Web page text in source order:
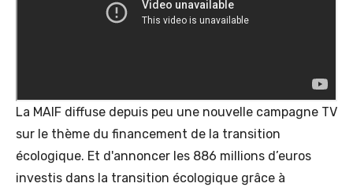
La MAIF diffuse depuis peu une nouvelle campagne TV
sur le thème du financement de la transition
écologique. Et d'annoncer les 886 millions d’euros
investis dans la transition écologique grâce à